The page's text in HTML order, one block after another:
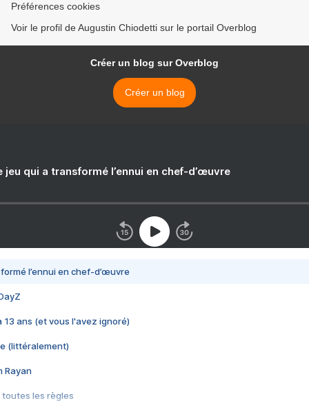
Préférences cookies
Voir le profil de Augustin Chiodetti sur le portail Overblog
Créer un blog sur Overblog
Créer un blog
jeu qui a transformé l’ennui en chef-d’œuvre
l’ennui en chef-d’œuvre
13 ans (et vous l'avez ignoré)
(littéralement)
Rayan
toutes les règles